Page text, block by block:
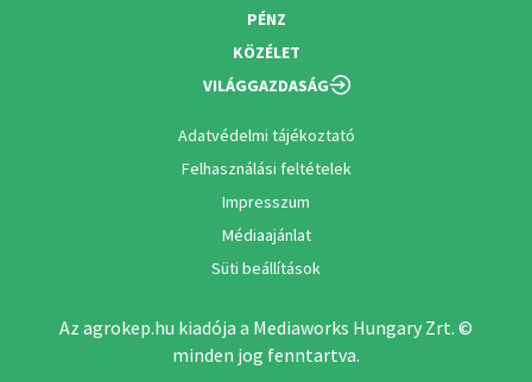
PÉNZ
KÖZÉLET
VILÁGGAZDASÁG
Adatvédelmi tájékoztató
Felhasználási feltételek
Impresszum
Médiaajánlat
Süti beállítások
Az agrokep.hu kiadója a Mediaworks Hungary Zrt. ©
minden jog fenntartva.